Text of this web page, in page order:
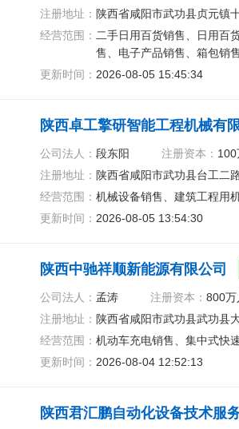
注册地址： 陕西省咸阳市武功县贞元镇
经营范围： 二手日用百货销售、日用百
售、电子产品销售、箱包销
更新时间： 2026-08-05 15:45:34
陕西卓工擎研智能工程机械有
公司法人： 段东阳 注册资本： 100
注册地址： 陕西省咸阳市武功县台工二
经营范围： 机械设备销售、建筑工程用
更新时间： 2026-08-05 13:54:30
陕西中驰祥顺新能源有限公司
公司法人： 孟涛 注册资本： 800万
注册地址： 陕西省咸阳市武功县武功县
经营范围： 机动车充电销售、集中式快
更新时间： 2026-08-04 12:52:13
陕西君汇鹏自动化设备技术服